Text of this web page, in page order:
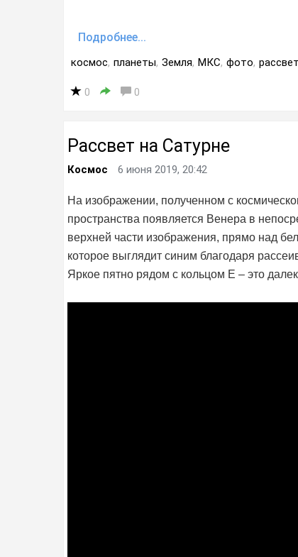
Подробнее...
космос, планеты, Земля, МКС, фото, рассвет
0 0
Рассвет на Сатурне
Космос 6 июня 2019, 20:42
На изображении, полученном с
пространства появляется Венера в
верхней части изображения, прямо над
которое выглядит синим благодаря
Яркое пятно рядом с кольцом E – это